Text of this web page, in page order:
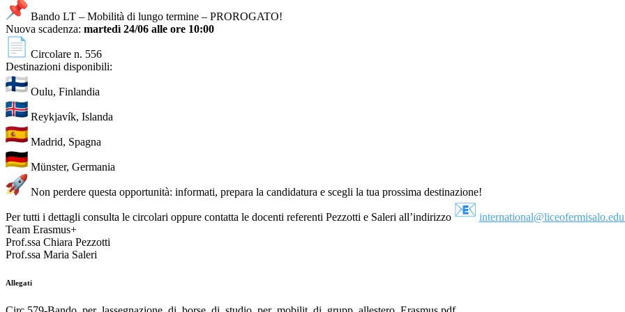
Bando LT – Mobilità di lungo termine – PROROGATO!
Nuova scadenza: martedì 24/06 alle ore 10:00
Circolare n. 556
Destinazioni disponibili:
Oulu, Finlandia
Reykjavík, Islanda
Madrid, Spagna
Münster, Germania
Non perdere questa opportunità: informati, prepara la candidatura e scegli la tua prossima destinazione!
Per tutti i dettagli consulta le circolari oppure contatta le docenti referenti Pezzotti e Saleri all’indirizzo international@liceofermisalo.
Team Erasmus+
Prof.ssa Chiara Pezzotti
Prof.ssa Maria Saleri
Allegati